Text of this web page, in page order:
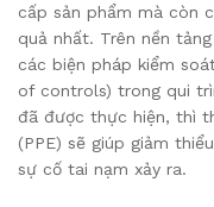
cấp sản phẩm mà còn
quả nhất. Trên nền
các biện pháp kiểm
of controls) trong qui
đã được thực hiện, thì
(PPE) sẽ giúp giảm
sự cố tai nạm xảy ra.